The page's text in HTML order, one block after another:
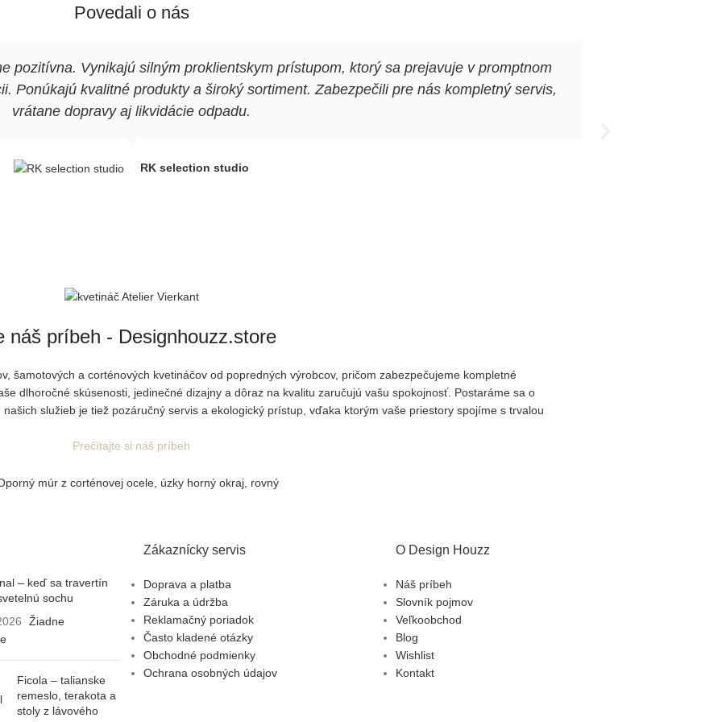
remeselníkov, čoPovedali o nás
pozitívna. Vynikajú silným proklientskym prístupom, ktorý sa prejavuje v promptnom
Ponúkajú kvalitné produkty a široký sortiment. Zabezpečili pre nás kompletný servis,
vrátane dopravy aj likvidácie odpadu.
RK selection studio
náš príbeh - Designhouzz.store
šamotových a corténových kvetináčov od popredných výrobcov, pričom zabezpečujeme kompletné
dlhoročné skúsenosti, jedinečné dizajny a dôraz na kvalitu zaručujú vašu spokojnosť. Postaráme sa o
služieb je tiež pozáručný servis a ekologický prístup, vďaka ktorým vaše priestory spojíme s trvalou
Prečítajte si náš príbeh
– keď sa travertín
sochu
Žiadne
Ficola – talianske
remeslo, terakota a
stoly z lávového
Zákaznícky servis
Doprava a platba
Záruka a údržba
Reklamačný poriadok
Často kladené otázky
Obchodné podmienky
Ochrana osobných údajov
O Design Houzz
Náš príbeh
Slovník pojmov
Veľkoobchod
Blog
Wishlist
Kontakt